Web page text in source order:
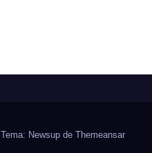
Tema: Newsup de Themeansar